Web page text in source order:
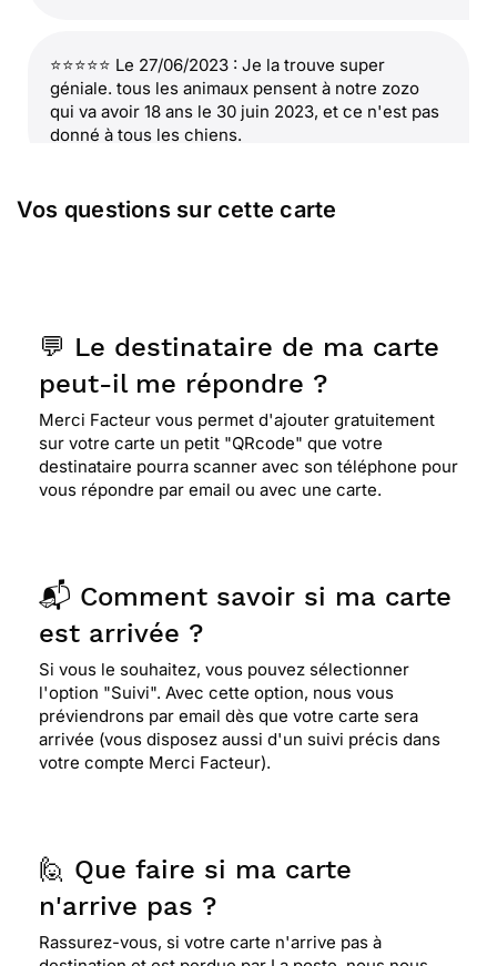
⭐⭐⭐⭐⭐ Le 27/06/2023 : Je la trouve super
géniale. tous les animaux pensent à notre zozo
qui va avoir 18 ans le 30 juin 2023, et ce n'est pas
donné à tous les chiens.
⭐⭐⭐⭐⭐ Le 16/11/2021 : envoyer en tant et en
et colorée avec tous ces animaux qui ne peut que
faire plaisir à un enfant. merci !
⭐⭐⭐⭐
Le 29/08/2019 : Pratique, rapide, peut-
être proposer un choix plus importants de cartes.
A recommander et à encourager
gestion de mes envois par contre pouvez vous
mettre un peu de gaité dans vos cartes
d&#8217;annIversaire &#129488;
⭐⭐⭐⭐ Le 19/10/2018 : Superbe. pour un enfant
recevoir
⭐⭐⭐⭐ Le 31/01/2018 : Rappelle la nature
Vos questions sur cette carte
💬 Le destinataire de ma carte
peut-il me répondre ?
Merci Facteur vous permet d'ajouter gratuitement
sur votre carte un petit "QRcode" que votre
destinataire pourra scanner avec son téléphone pour
vous répondre par email ou avec une carte.
📬 Comment savoir si ma carte
est arrivée ?
Si vous le souhaitez, vous pouvez sélectionner
l'option "Suivi". Avec cette option, nous vous
préviendrons par email dès que votre carte sera
arrivée (vous disposez aussi d'un suivi précis dans
votre compte Merci Facteur).
🙋 Que faire si ma carte
n'arrive pas ?
Rassurez-vous, si votre carte n'arrive pas à